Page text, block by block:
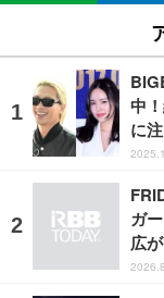
中
に注
ガ
広